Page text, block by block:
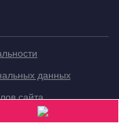
данных
сайта